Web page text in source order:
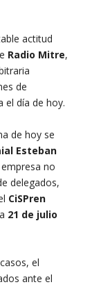
actitud
Radio Mitre,
de
el día de hoy.
de hoy se
Esteban
no
delegados,
CiSPren
21 de julio
el
ante el